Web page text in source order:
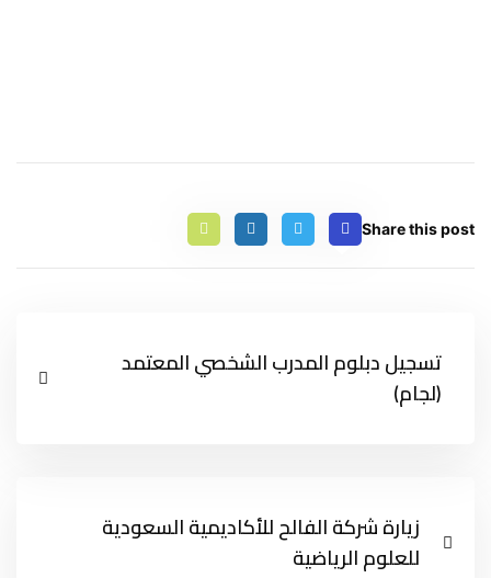
Share this post
تسجيل دبلوم المدرب الشخصي المعتمد
(لجام)
زيارة شركة الفالح للأكاديمية السعودية
للعلوم الرياضية